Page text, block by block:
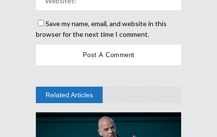
Save my name, email, and website in this
browser for the next time I comment.
Related Articles